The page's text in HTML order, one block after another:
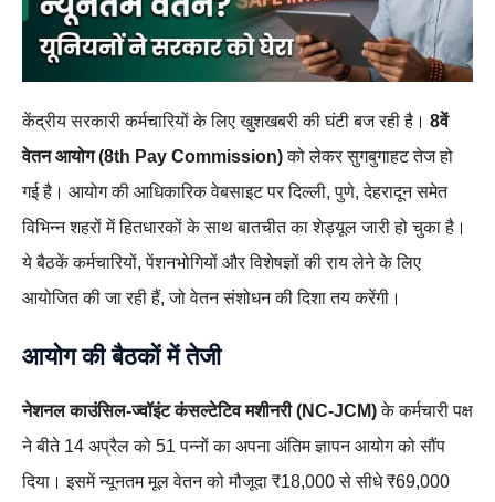
केंद्रीय सरकारी कर्मचारियों के लिए खुशखबरी की घंटी बज रही है। 8वें
वेतन आयोग (8th Pay Commission)को लेकर सुगबुगाहट तेज हो
गई है। आयोग की आधिकारिक वेबसाइट पर दिल्ली, पुणे, देहरादून समेत
विभिन्न शहरों में हितधारकों के साथ बातचीत का शेड्यूल जारी हो चुका है।
ये बैठकें कर्मचारियों, पेंशनभोगियों और विशेषज्ञों की राय लेने के लिए
आयोजित की जा रही हैं, जो वेतन संशोधन की दिशा तय करेंगी।
आयोग की बैठकों में तेजी
नेशनल काउंसिल-ज्वॉइंट कंसल्टेटिव मशीनरी (NC-JCM)के कर्मचारी पक्ष
ने बीते 14 अप्रैल को 51 पन्नों का अपना अंतिम ज्ञापन आयोग को सौंप
दिया। इसमें न्यूनतम मूल वेतन को मौजूदा ₹18,000 से सीधे ₹69,000